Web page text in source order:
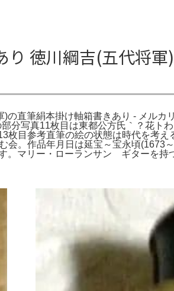
徳川綱吉(五代将
直筆絹本掛け軸箱書きあり - メルカ
分写真11枚目は東都公方氏｀？花ト
目参考直筆の絵の状態は時代を考
。作品年月日は延宝～宝永頃(1673
。マリー・ローランサン ギターを